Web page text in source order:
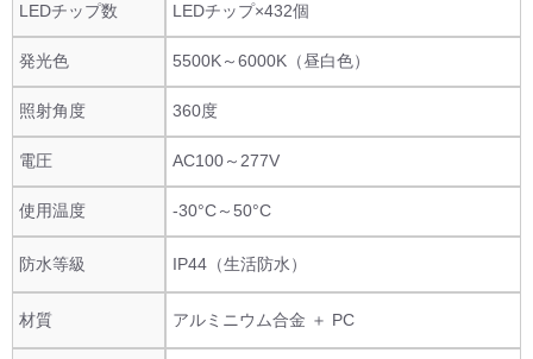
LEDチップ数 LEDチップ×432個
発光色 5500K～6000K（昼白色）
照射角度 360度
電圧 AC100～277V
使用温度 -30°C～50°C
防水等級 IP44（生活防水）
材質 アルミニウム合金 ＋ PC